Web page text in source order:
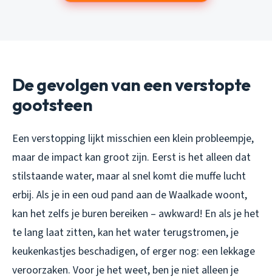
De gevolgen van een verstopte
gootsteen
Een verstopping lijkt misschien een klein probleempje,
maar de impact kan groot zijn. Eerst is het alleen dat
stilstaande water, maar al snel komt die muffe lucht
erbij. Als je in een oud pand aan de Waalkade woont,
kan het zelfs je buren bereiken – awkward! En als je het
te lang laat zitten, kan het water terugstromen, je
keukenkastjes beschadigen, of erger nog: een lekkage
veroorzaken. Voor je het weet, ben je niet alleen je